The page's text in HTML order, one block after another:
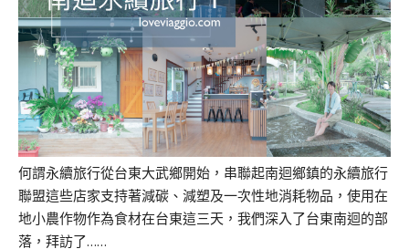
何謂永續旅行從台東大武鄉開始，串聯起南迴鄉鎮的永續旅行
聯盟這些店家支持著減碳、減塑及一次性地消耗物品，使用在
地小農作物作為食材在台東這三天，我們深入了台東南迴的部
落，拜訪了……